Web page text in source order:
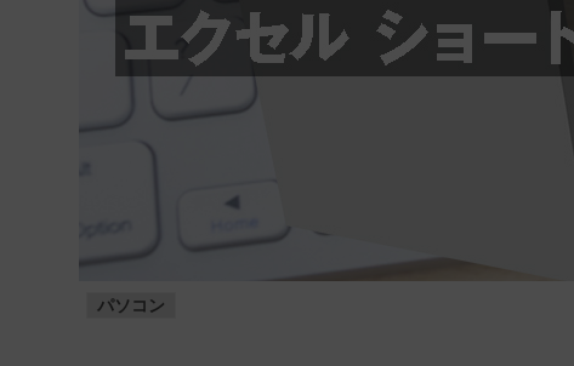
パソコン